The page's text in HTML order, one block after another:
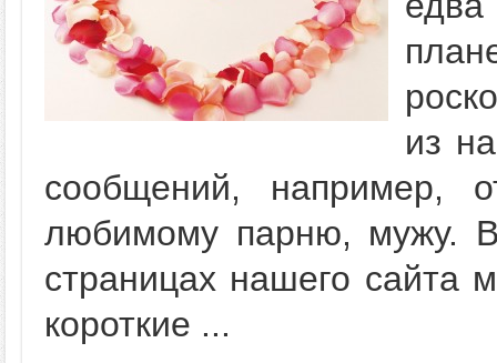
из
сообщений, например,
любимому парню, мужу.
страницах нашего сайта
короткие ...